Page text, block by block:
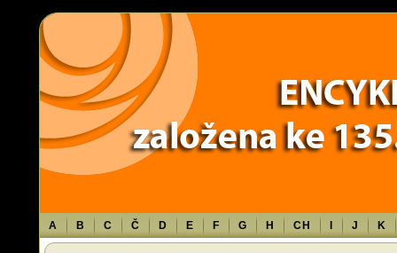
Warning: Use of undefined constant TXT - assumed 'TXT' (this will throw
content/themes/sablona/functions.php
A B C Č D E F G H CH J K